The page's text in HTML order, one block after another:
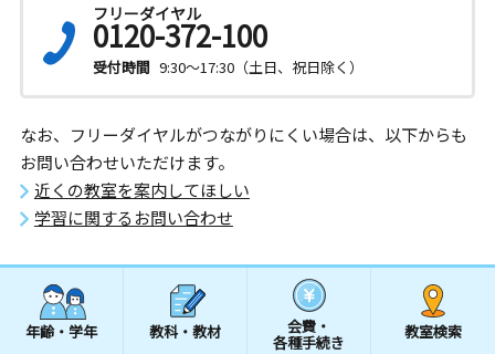
フリーダイヤル
0120-372-100
受付時間 9:30～17:30（土日、祝日除く）
なお、フリーダイヤルがつながりにくい場合は、以下からも
お問い合わせいただけます。
近くの教室を案内してほしい
学習に関するお問い合わせ
年齢・学年 教科・教材 会費・
各種手続き
教室検索